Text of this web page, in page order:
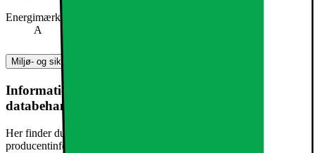
Energimærke
A
Miljø- og sikkerhedsoplysninger
Information om produktsikkerhed og
databehandling
Her finder du information om generel produktsikkerhed og
producentinformation